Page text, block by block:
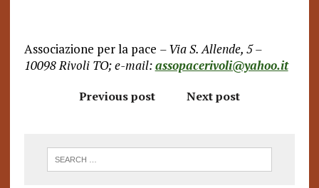
Associazione per la pace – Via S. Allende, 5 –
10098 Rivoli TO; e-mail:assopacerivoli@yahoo.it
Previous post Next post